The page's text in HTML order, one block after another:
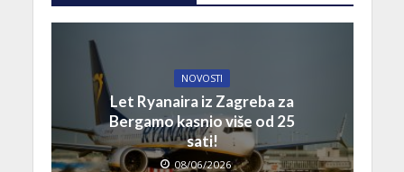
NOVOSTI
Let Ryanaira iz Zagreba za
Bergamo kasnio više od 25
sati!
08/06/2026